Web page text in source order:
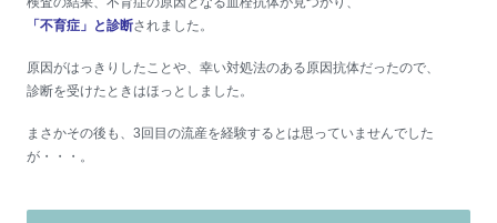
「不育症」と診断されました。
原因がはっきりしたことや、幸い対処法のある原因抗体だったので、
診断を受けたときはほっとしました。
まさかその後も、3回目の流産を経験するとは思っていませんでした
が・・・。